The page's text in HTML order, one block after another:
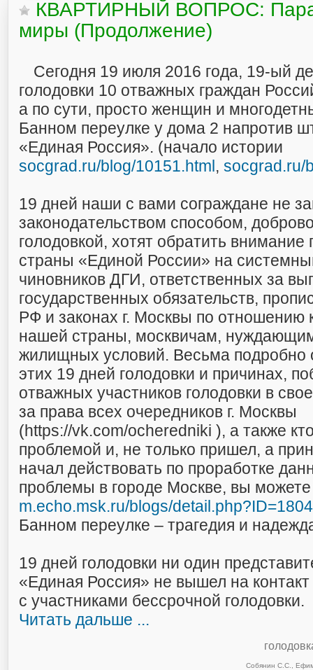
КВАРТИРНЫЙ ВОПРОС:
миры (Продолжение)
Сегодня 19 июля 2016 года, 19-ый
голодовки 10 отважных граждан
а по сути, просто женщин и
Банном переулке у дома 2 напротив
«Единая Россия». (начало истории
socgrad.ru/blog/10151.html, socgrad.ru/
19 дней наши с вами сограждане не
законодательством способом,
голодовкой, хотят обратить
страны «Единой России» на
чиновников ДГИ, ответственных за
государственных обязательств,
РФ и законах г. Москвы по отношению
нашей страны, москвичам,
жилищных условий. Весьма подробно
этих 19 дней голодовки и причинах,
отважных участников голодовки в
за права всех очередников г. Москвы
(https://vk.com/ocheredniki ), а также
проблемой и, не только пришел, а
начал действовать по проработке
проблемы в городе Москве, вы можете
m.echo.msk.ru/blogs/
Банном переулке – трагедия и
19 дней голодовки ни один
«Единая Россия» не вышел на
с участниками бессрочной голодовки.
Читать дальше ...
Собянин С.С.